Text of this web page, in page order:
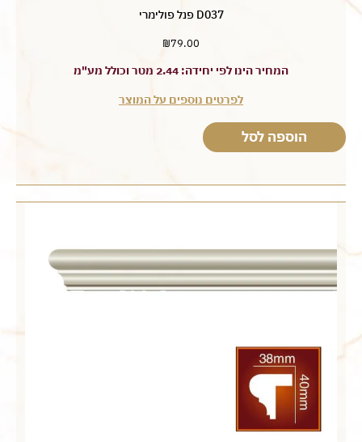
D037 פנל פולימרי
₪79.00
המחיר הינו לפי יחידה: 2.44 מטר וכולל מע"מ
לפרטים נוספים על המוצר
הוספה לסל